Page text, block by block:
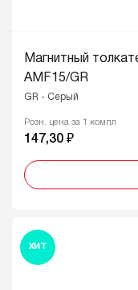
Магнитный
AMF15/GR
GR - Серый
Розн. цена за 1 компл
147,30 ₽
ХИТ